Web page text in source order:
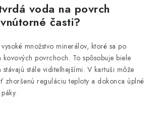
voda na povrch
časti?
množstvo minerálov, ktoré sa po
povrchoch. To spôsobuje biele
stále viditeľnejšími. V kartuši môže
zhoršenú reguláciu teploty a dokonca úplné